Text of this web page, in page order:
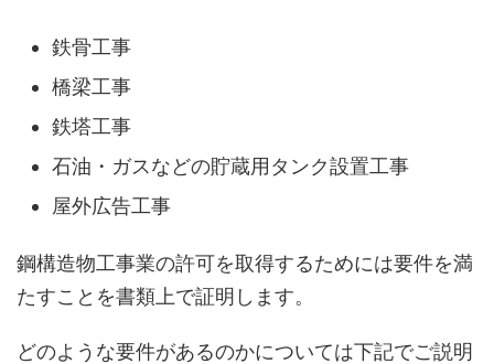
鉄骨工事
橋梁工事
鉄塔工事
石油・ガスなどの貯蔵用タンク設置工事
屋外広告工事
鋼構造物工事業の許可を取得するためには要件を満
たすことを書類上で証明します。
どのような要件があるのかについては下記でご説明